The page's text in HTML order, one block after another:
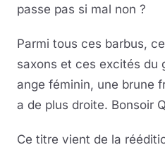
passe pas si mal non ?
Parmi tous ces barbus,
saxons et ces excités du
ange féminin, une brune
a de plus droite. Bonsoir
Ce titre vient de la